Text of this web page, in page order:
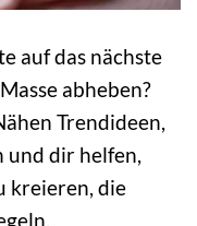
auf das nächste
abheben?
Trendideen,
dir helfen,
kreieren, die